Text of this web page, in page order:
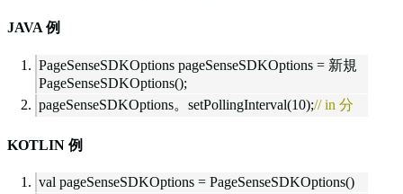
JAVA 例
PageSenseSDKOptions pageSenseSDKOptions = 新規
PageSenseSDKOptions();
pageSenseSDKOptions。setPollingInterval(10);// in 分
KOTLIN 例
val pageSenseSDKOptions = PageSenseSDKOptions()